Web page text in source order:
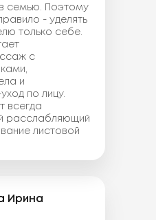
Ирина
семью. Поэтому
- уделять
только себе.
с
и
по лицу.
всегда
расслабляющий
листовой